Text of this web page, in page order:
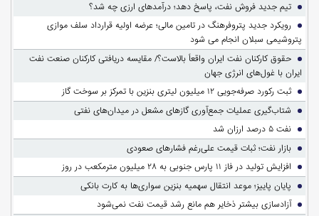
تیم جدید فروش نفت، پاسخ دهد؛ درآمدهای ارزی چه شد؟
رویکرد جدید پتروفرهنگ در تامین مالی؛ عرضه اولیه قرارداد سلف موازی
پتروشیمی سبلان انجام می شود
حقوق کارکنان نفت ایران واقعاً بالاست؟/ مقایسه دریافتی کارکنان صنعت نفت
ایران با غول‌های انرژی جهان
ثبت رکورد صرفه‌جویی ۱۲ میلیون لیتری بنزین با تمرکز بر سوخت گاز
شتاب‌گیری عملیات جمع‌آوری گازهای مشعل در میدان‌های نفتی
نفت ۵ درصد ارزان شد
بازار نفت؛ ثبات قیمت علی‌رغم فشارهای صعودی
افزایش تولید در فاز ۱۱ پارس جنوبی به ۲۸ میلیون مترمکعب در روز
پایان پاییز؛ موعد انتقال سهمیه بنزین سواری‌ها به کارت بانکی
آزادسازی بیشتر ذخایر هم مانع رشد قیمت نفت نمی‌شود